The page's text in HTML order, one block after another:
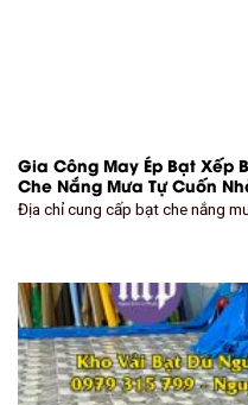
Gia Công May Ép Bạt Xếp
Che Nắng Mưa Tự Cuốn
Địa chỉ cung cấp bạt che nắng